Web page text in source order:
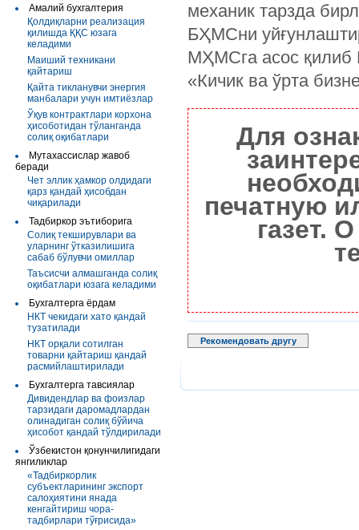
Амалий бухгалтерия
Қолдиқларни реализация
қилишда ҚҚС юзага
келадими
Маиший техникани
қайтариш
Қайта тикланувчи энергия
манбалари учун имтиёзлар
Ўқув контрактлари корхона
ҳисоботидан тўланганда
солиқ оқибатлари
Мутахассислар жавоб
беради
Чет эллик ҳамкор олдидаги
қарз қандай ҳисобдан
чиқарилади
Тадбиркор эътиборига
Солиқ текширувлари ва
уларнинг ўтказилишига
сабаб бўлувчи омиллар
Таъсисчи алмашганда солиқ
оқибатлари юзага келадими
Бухгалтерга ёрдам
НКТ чекидаги хато қандай
тузатилади
НКТ орқали сотилган
товарни қайтариш қандай
расмийлаштирилади
Бухгалтерга тавсиялар
Дивидендлар ва фоизлар
тарзидаги даромадлардан
олинадиган солиқ бўйича
ҳисобот қандай тўлдирилади
Ўзбекистон қонунчилигидаги
янгиликлар
«Тадбиркорлик
субъектларининг экспорт
салоҳиятини янада
кенгайтириш чора-
тадбирлари тўғрисида»
механик тарзда
БҲМСни
МҲМСга асос қилиб
«Кичик ва ўрта
Для
печатную
газет.
Рекомендовать другу